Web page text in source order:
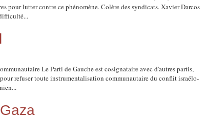
pour lutter contre ce phénomène. Colère des syndicats. Xavier Darcos
Le Parti de Gauche est cosignataire avec d'autres partis,
refuser toute instrumentalisation communautaire du conflit israélo-